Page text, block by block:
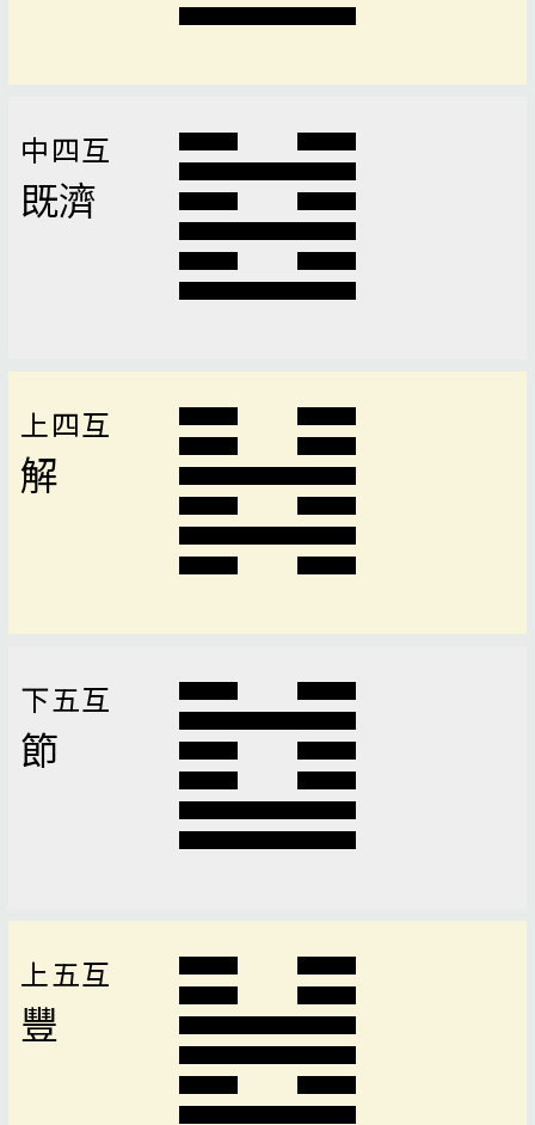
中四互
既濟
上四互
解
下五互
節
上五互
豐